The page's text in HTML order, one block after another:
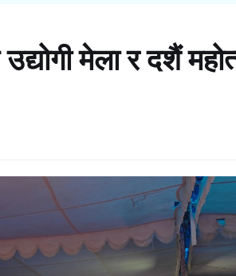
उद्योगी मेला र दशैं